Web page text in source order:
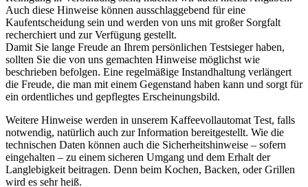
Auch diese Hinweise können ausschlaggebend für eine
Kaufentscheidung sein und werden von uns mit großer Sorgfalt
recherchiert und zur Verfügung gestellt.
Damit Sie lange Freude an Ihrem persönlichen Testsieger haben,
sollten Sie die von uns gemachten Hinweise möglichst wie
beschrieben befolgen. Eine regelmäßige Instandhaltung verlängert
die Freude, die man mit einem Gegenstand haben kann und sorgt für
ein ordentliches und gepflegtes Erscheinungsbild.
Weitere Hinweise werden in unserem Kaffeevollautomat Test, falls
notwendig, natürlich auch zur Information bereitgestellt. Wie die
technischen Daten können auch die Sicherheitshinweise – sofern
eingehalten – zu einem sicheren Umgang und dem Erhalt der
Langlebigkeit beitragen. Denn beim Kochen, Backen, oder Grillen
wird es sehr heiß.